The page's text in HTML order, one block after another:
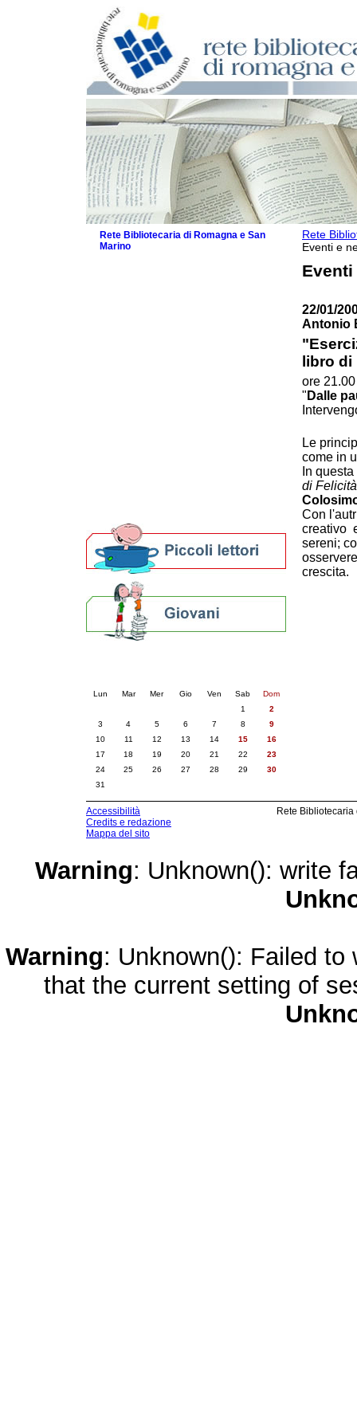
Rete
Eventi e
Eventi
22/01/
Antonio
libro
ore 21.00
" Dalle
Le
come in
In
di Felicità
Con
creativo
sereni;
crescita.
Rete Bibliotecaria di Romagna e San
Marino
Lun Mar Mer Gio Ven Sab
Dom
1
2
3
4 5 6 7 8
9
10
11 12 13 14 15
16
17
18 19 20 21 22
23
24
25 26 27 28 29
30
31
Accessibilità
Credits e redazione
Mappa del sito
Rete
Warning: Unknown(): write
Warning: Unknown(): Failed
that the current setting of